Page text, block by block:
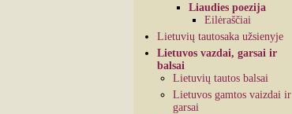
Liaudies poezija
Eilėraščiai
Lietuvių tautosaka užsienyje
Lietuvos vazdai, garsai ir
balsai
Lietuvių tautos balsai
Lietuvos gamtos vaizdai ir
garsai